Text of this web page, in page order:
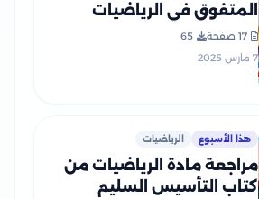
المتفوق في الرياضيات
للصف الخامس الابتدائي
17 صفحة
65
7 مارس 2025
هذا الأسبوع الرياضيات
مراجعة مادة الرياضيات من
كتاب التأسيس السليم